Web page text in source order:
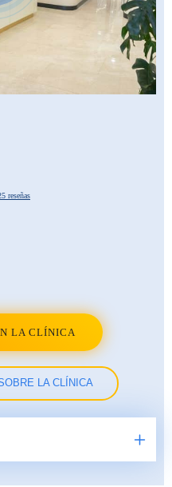
reseñas
LA CLÍNICA
LA CLÍNICA